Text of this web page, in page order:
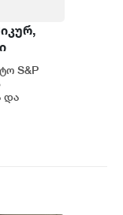
S&P
და